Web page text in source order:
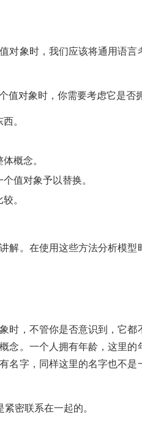
象时，我们应该将通用语言
对象时，你需要考虑它是否
。
概念。
值对象予以替换。
。
。在使用这些方法分析模型
，不管你是否意识到，它都
念。一个人拥有年龄，这里
名字，同样这里的名字也不
密联系在一起的。